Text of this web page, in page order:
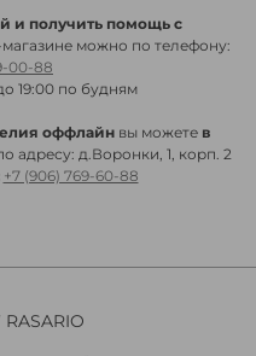
и получить помощь с
магазине можно по телефону:
00-88
19:00 по будням
оффлайнвы можете в
адресу: д.Воронки, 1, корп. 2
+7 (906) 769-60-88